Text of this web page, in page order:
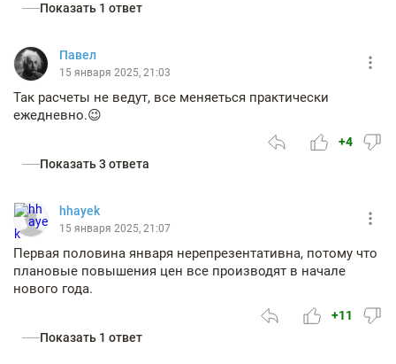
Показать 1 ответ
Павел
15 января 2025, 21:03
Так расчеты не ведут, все меняеться практически
ежедневно.😉
+4
Показать 3 ответа
hhayek
15 января 2025, 21:07
Первая половина января нерепрезентативна, потому что
плановые повышения цен все производят в начале
нового года.
+11
Показать 1 ответ